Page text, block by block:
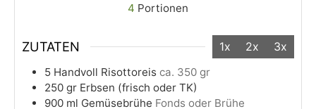
4 Portionen
ZUTATEN 1x 2x 3x
5 Handvoll Risottoreis ca. 350 gr
250 gr Erbsen (frisch oder TK)
900 ml Gemüsebrühe Fonds oder Brühe